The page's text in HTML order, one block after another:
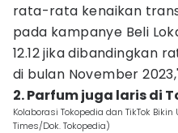
rata-rata kenaikan
pada kampanye Beli
12.12 jika dibandingkan
di bulan November
2. Parfum juga laris di
Kolaborasi Tokopedia dan TikTok
Times/Dok. Tokopedia)